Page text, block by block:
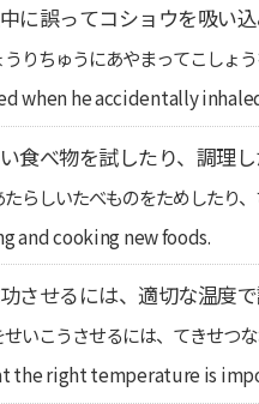
に誤ってコショウを吸い込
りちゅうにあやまってこしょ
when he accidentally
食べ物を試したり、調理し
らしいたべものをためしたり
and cooking new foods.
させるには、適切な温度で
いこうさせるには、てきせつ
the right temperature is